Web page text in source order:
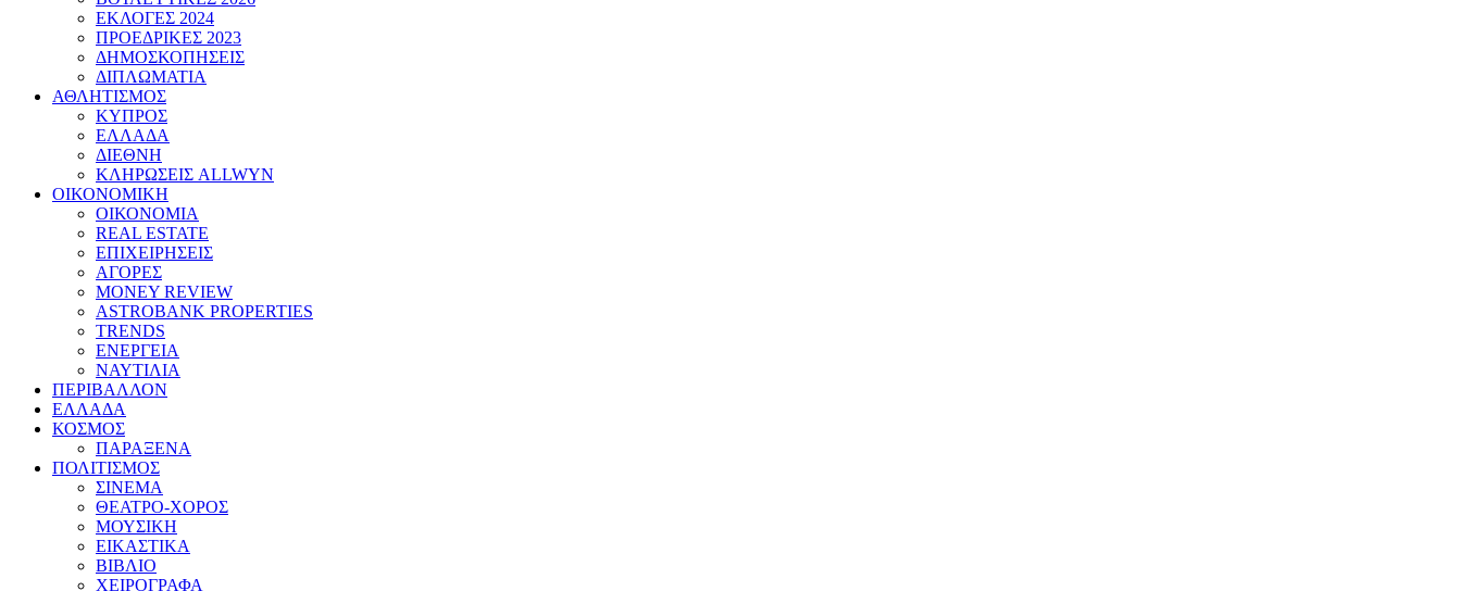
ΕΚΛΟΓΕΣ 2024
ΠΡΟΕΔΡΙΚΕΣ 2023
ΔΗΜΟΣΚΟΠΗΣΕΙΣ
ΔΙΠΛΩΜΑΤΙΑ
ΑΘΛΗΤΙΣΜΟΣ
ΚΥΠΡΟΣ
ΕΛΛΑΔΑ
ΔΙΕΘΝΗ
ΚΛΗΡΩΣΕΙΣ ALLWYN
ΟΙΚΟΝΟΜΙΚΗ
ΟΙΚΟΝΟΜΙΑ
REAL ESTATE
ΕΠΙΧΕΙΡΗΣΕΙΣ
ΑΓΟΡΕΣ
MONEY REVIEW
ASTROBANK PROPERTIES
TRENDS
ΕΝΕΡΓΕΙΑ
ΝΑΥΤΙΛΙΑ
ΠΕΡΙΒΑΛΛΟΝ
ΕΛΛΑΔΑ
ΚΟΣΜΟΣ
ΠΑΡΑΞΕΝΑ
ΠΟΛΙΤΙΣΜΟΣ
ΣΙΝΕΜΑ
ΘΕΑΤΡΟ-ΧΟΡΟΣ
ΜΟΥΣΙΚΗ
ΕΙΚΑΣΤΙΚΑ
ΒΙΒΛΙΟ
ΧΕΙΡΟΓΡΑΦΑ